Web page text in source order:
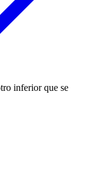
inferior que se